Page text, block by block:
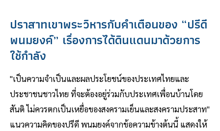
ปราสาทเขาพระวิหารกับคำเตือนของ “ปรีดี
พนมยงค์” เรื่องการได้ดินแดนมาด้วยการ
ใช้กำลัง
"เป็นความจำเป็นและผลประโยชน์ของประเทศไทยและ
ประชาชนชาวไทย ที่จะต้องอยู่ร่วมกับประเทศเพื่อนบ้านโดย
สันติ ไม่ควรตกเป็นเหยื่อของสงครามเย็นและสงครามประสาท"
แนวความคิดของปรีดี พนมยงค์จากข้อความข้างต้นนี้ แสดงให้